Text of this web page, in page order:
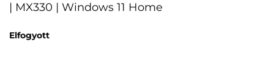
| MX330 | Windows 11 Home
Elfogyott